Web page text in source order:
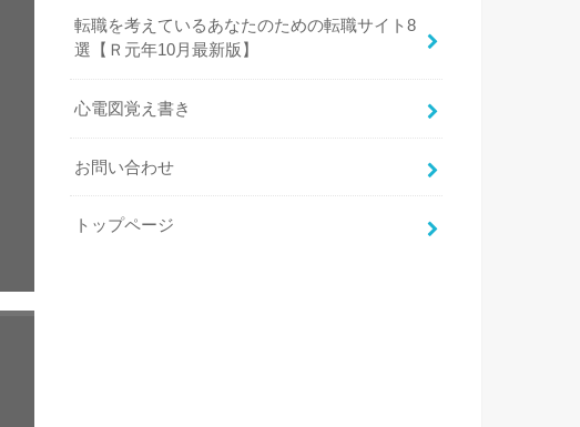
転職を考えているあなたのための転職サイト8
選【Ｒ元年10月最新版】
心電図覚え書き
お問い合わせ
トップページ